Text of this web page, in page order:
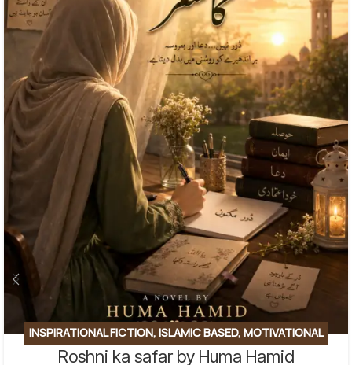
INSPIRATIONAL FICTION, ISLAMIC BASED, MOTIVATIONAL
SOCIAL ENGINEERING, SPIRITUAL,SPIRITUAL/FAITH-
Roshni ka safar by Huma Hamid